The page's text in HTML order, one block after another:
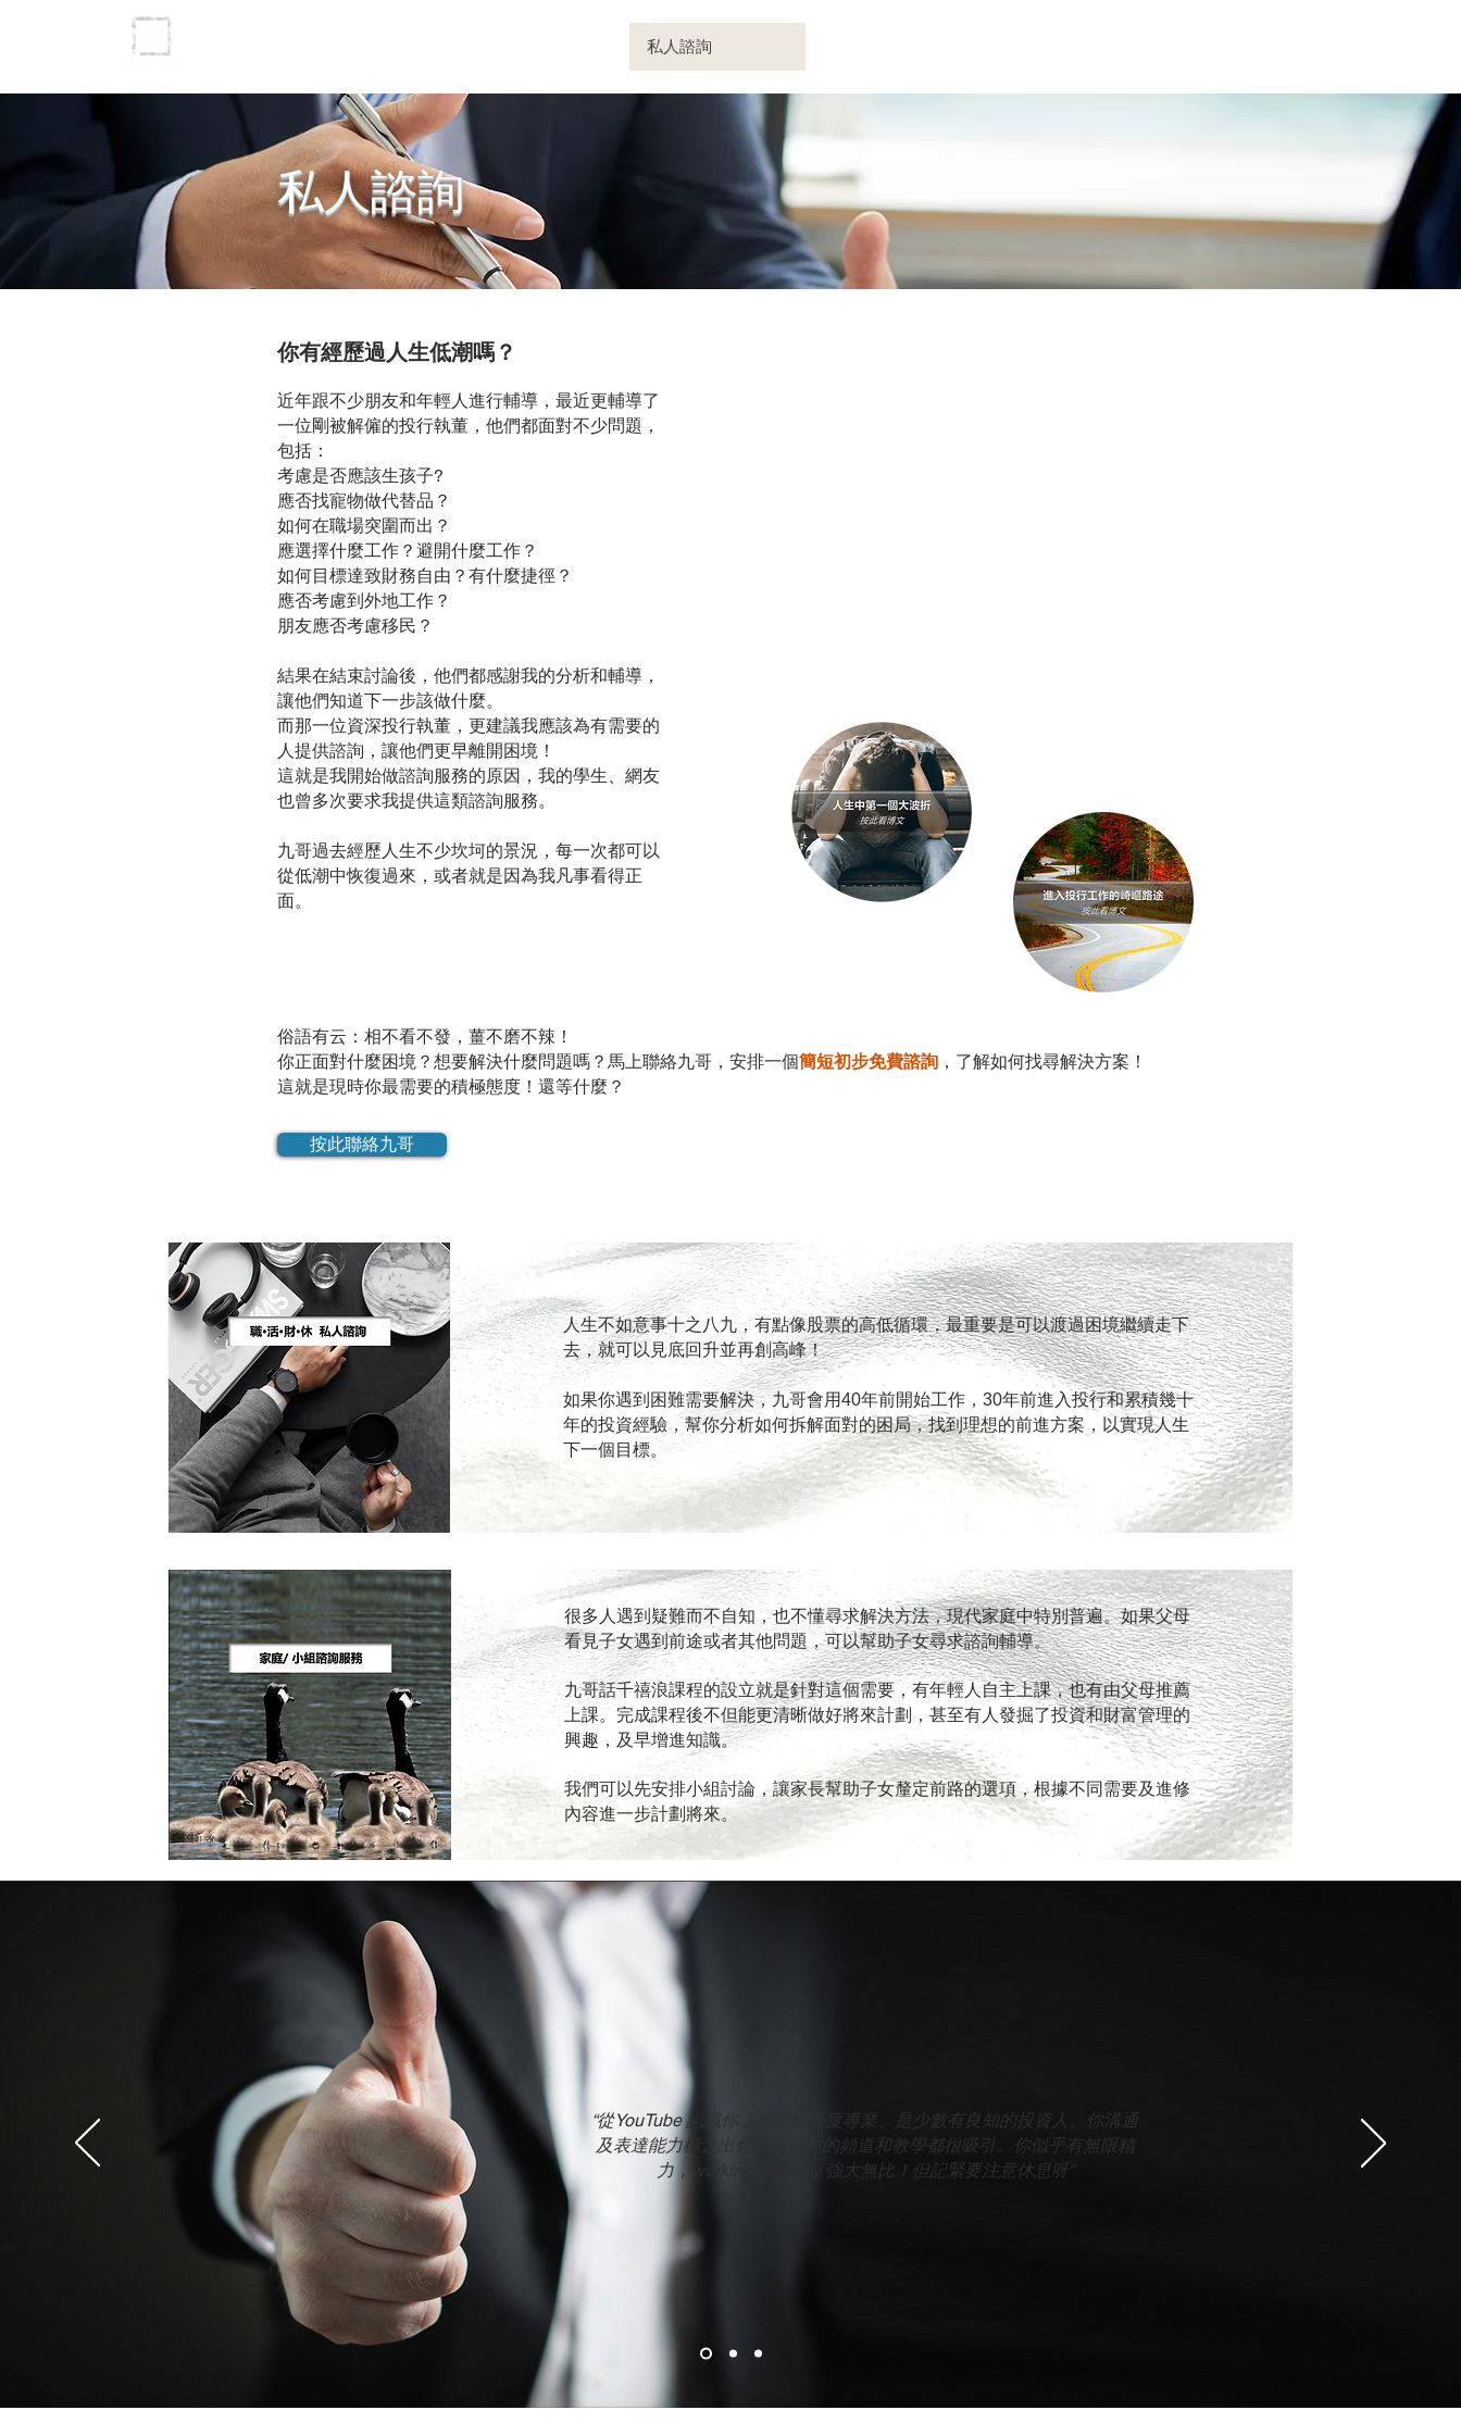
私人諮詢
​私人諮詢
你有經歷過人生低潮嗎？
近年跟不少朋友和年輕人進行輔導， 最近更輔導了
一位剛被解僱的投行執董， 他們都面對不少問題，
包括：
考慮是否應該生孩子?
應否找寵物做代替品？
如何在職場突圍而出？
應選擇什麼工作？避開什麼工作？
如何目標達致財務自由？有什麼捷徑？
應否考慮到外地工作？
朋友應否考慮移民？
結果在結束討論後，他們都感謝我的分析和輔導，
讓他們知道下一步該做什麼。
而那一位資深投行執董，更建議我應該為有需要的
人提供諮詢，讓他們更早離開困境！
這就是我開始做諮詢服務的原因，我的學生、網友
也曾多次要求我提供這類諮詢服務。
九哥過去經歷人生不少坎坷的景況，每一次都可以
從低潮中恢復過來，或者就是因為我凡事看得正
面。
俗語有云：相不看不發，薑不磨不辣！
你正面對什麼困境？想要解決什麼問題嗎？ 馬上聯絡九哥，安排一個簡短初步免費諮詢 ，了解如何找尋解決方案 ！
這就是現時你最需要的積極態度！還等什麼？
按此聯絡九哥
人生不如意事十之八九，有點像股票的高低循環，最重要是可以渡過困境繼續走下
去，就可以見底回升並再創高峰！
如果你遇到困難需要解決，九哥會用40年前開始工作，30年前進入投行和累積幾十
年的投資經驗，幫你分析如何拆解面對的困局，找到理想的前進方案，以實現人生
下一個目標。
很多人遇到疑難而不自知，也不懂尋求解決方法，現代家庭中特別普遍。如果父母
看見子女遇到前途或者其他問題，可以幫助子女尋求諮詢輔導。
九哥話千禧浪課程的設立就是針對這個需要，有年輕人自主上課，也有由父母推薦
上課。完成課程後不但能更清晰做好將來計劃，甚至有人發掘了投資和財富管理的
興趣，及早增進知識。
我們可以先安排小組討論，讓家長幫助子女釐定前路的選項，根據不同需要及進修
內容進一步計劃將來。
“從YouTube 認識你，感覺你高度專業、是少數有良知的投資人。你溝通
及表達能力極之出色，因此你的頻道和教學都很吸引。你似乎有無限精
力，working capacity 強大無比！但記緊要注意休息呀”